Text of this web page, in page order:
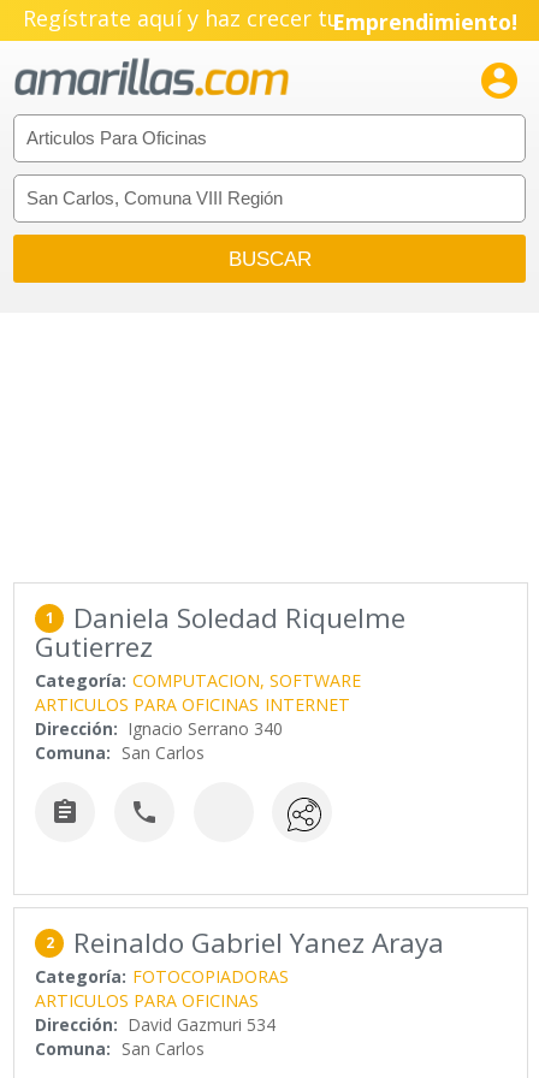
Regístrate aquí y haz crecer tuEmprendimiento!

1 Daniela Soledad Riquelme
Gutierrez
Categoría: COMPUTACION, SOFTWARE
ARTICULOS PARA OFICINAS INTERNET
Dirección: Ignacio Serrano 340
Comuna: San Carlos
 
2 Reinaldo Gabriel Yanez Araya
Categoría: FOTOCOPIADORAS
ARTICULOS PARA OFICINAS
Dirección: David Gazmuri 534
Comuna: San Carlos